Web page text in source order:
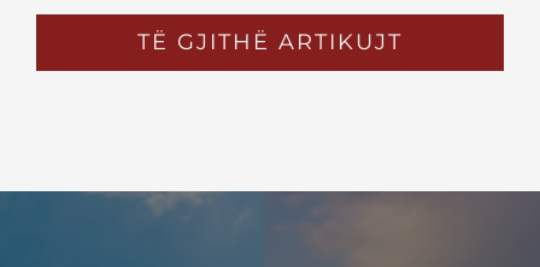
TË GJITHË ARTIKUJT